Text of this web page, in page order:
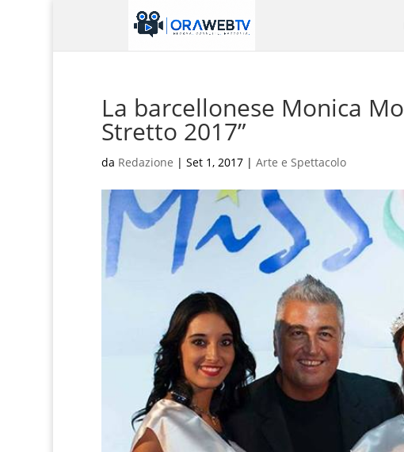
La barcellonese Monica
Stretto 2017”
da Redazione | Set 1, 2017| Arte e Spettacolo